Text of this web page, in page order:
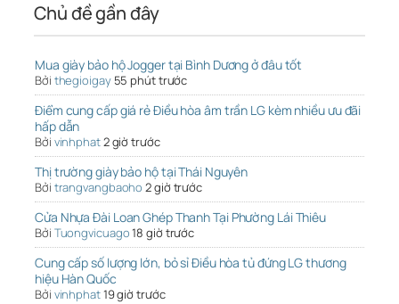
Chủ đề gần đây
Mua giày bảo hộ Jogger tại Bình Dương ở đâu tốt
Bởi thegioigay 55 phút trước
Điểm cung cấp giá rẻ Điều hòa âm trần LG kèm nhiều ưu đãi
hấp dẫn
Bởi vinhphat2 giờ trước
Thị trường giày bảo hộ tại Thái Nguyên
Bởi trangvangbaoho 2 giờ trước
Cửa Nhựa Đài Loan Ghép Thanh Tại Phường Lái Thiêu
Bởi Tuongvicuago18 giờ trước
Cung cấp số lượng lớn, bỏ sỉ Điều hòa tủ đứng LG thương
hiệu Hàn Quốc
Bởi vinhphat19 giờ trước